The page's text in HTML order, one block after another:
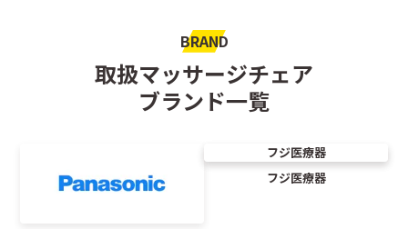
BRAND
取扱マッサージチェア
ブランド一覧
フジ医療器
フジ医療器